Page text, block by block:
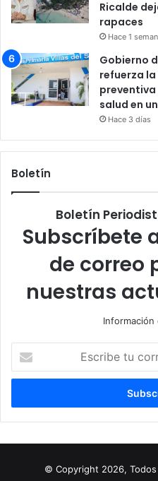
Ricalde
rapaces
Hace 1
Gobierno
refuerza
preventiva
salud en
Hace 3 días
Boletín
Boletín
Subscríbete
de correo
nuestras
Información
correo
© Copyright 2026,